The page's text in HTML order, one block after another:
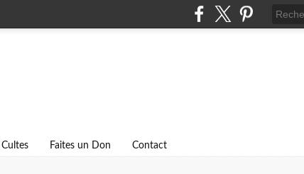
Cultes Faites un Don Contact